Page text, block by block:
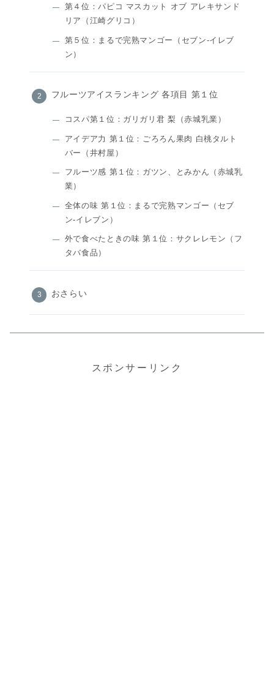
第４位：パピコ マスカット オブ アレキサンド
リア（江崎グリコ）
第５位：まるで完熟マンゴー（セブン-イレブ
ン）
フルーツアイスランキング 各項目 第１位
コスパ第１位：ガリガリ君 梨（赤城乳業）
アイデア力 第１位：ごろろん果肉 白桃タルト
バー（井村屋）
フルーツ感 第１位：ガツン、とみかん（赤城乳
業）
全体の味 第１位：まるで完熟マンゴー（セブ
ン-イレブン）
外で食べたときの味 第１位：サクレレモン（フ
タバ食品）
おさらい
スポンサーリンク